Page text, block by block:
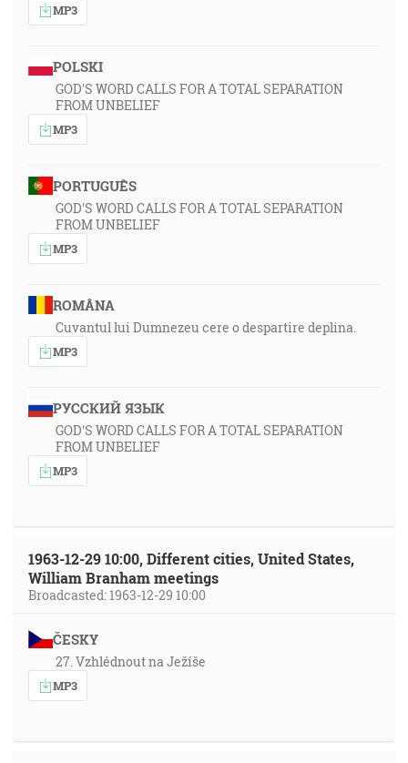
MP3
POLSKI
GOD'S WORD CALLS FOR A TOTAL SEPARATION
FROM UNBELIEF
MP3
PORTUGUÊS
GOD'S WORD CALLS FOR A TOTAL SEPARATION
FROM UNBELIEF
MP3
ROMÂNA
Cuvantul lui Dumnezeu cere o despartire deplina.
MP3
РУССКИЙ ЯЗЫК
GOD'S WORD CALLS FOR A TOTAL SEPARATION
FROM UNBELIEF
MP3
1963-12-29 10:00, Different cities, United States,
William Branham meetings
Broadcasted: 1963-12-29 10:00
ČESKY
27. Vzhlédnout na Ježíše
MP3